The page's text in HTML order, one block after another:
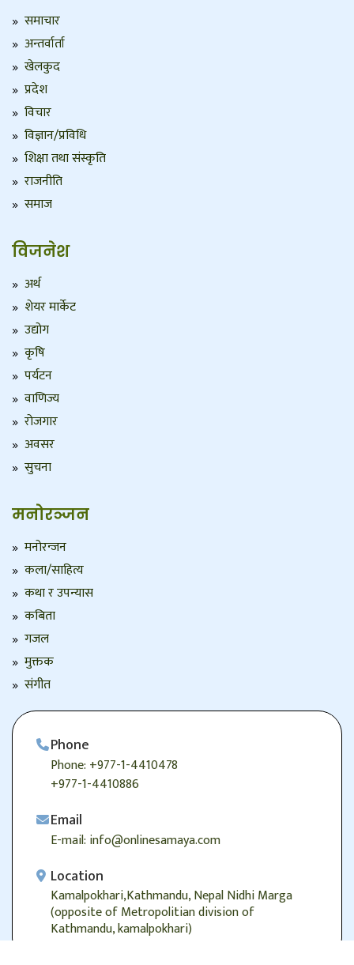
समाचार
अन्तर्वार्ता
खेलकुद
प्रदेश
विचार
विज्ञान/प्रविधि
शिक्षा तथा संस्कृति
राजनीति
समाज
विजनेश
अर्थ
शेयर मार्केट
उद्योग
कृषि
पर्यटन
वाणिज्य
रोजगार
अवसर
सुचना
मनोरञ्जन
मनोरन्जन
कला/साहित्य
कथा र उपन्यास
कबिता
गजल
मुक्तक
संगीत
Phone
Phone: +977-1-4410478
+977-1-4410886
Email
E-mail: info@onlinesamaya.com
Location
Kamalpokhari,Kathmandu, Nepal Nidhi Marga
(opposite of Metropolitian division of
Kathmandu, kamalpokhari)